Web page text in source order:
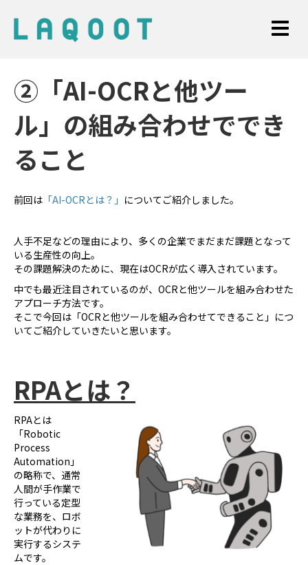
②「AI-OCRと他ツー
ル」の組み合わせででき
ること
前回は 「AI-OCRとは？」 についてご紹介しました。
人手不足などの理由により、多くの企業でまだまだ課題となって
いる生産性の向上。
その課題解決のために、現在はOCRが広く導入されています。
中でも最近注目されているのが、OCRと他ツールを組み合わせた
アプローチ方法です。
そこで今回は「OCRと他ツールを組み合わせてできること」につ
いてご紹介していきたいと思います。
RPAとは？
RPAとは
「Robotic
Process
Automation」
の略称で、通常
人間が手作業で
行っている定型
な業務を、ロボ
ットが代わりに
実行するシステ
ムです。